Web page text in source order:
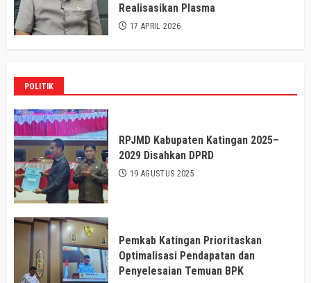
Realisasikan Plasma
17 APRIL 2026
POLITIK
RPJMD Kabupaten Katingan 2025–
2029 Disahkan DPRD
19 AGUSTUS 2025
Pemkab Katingan Prioritaskan
Optimalisasi Pendapatan dan
Penyelesaian Temuan BPK